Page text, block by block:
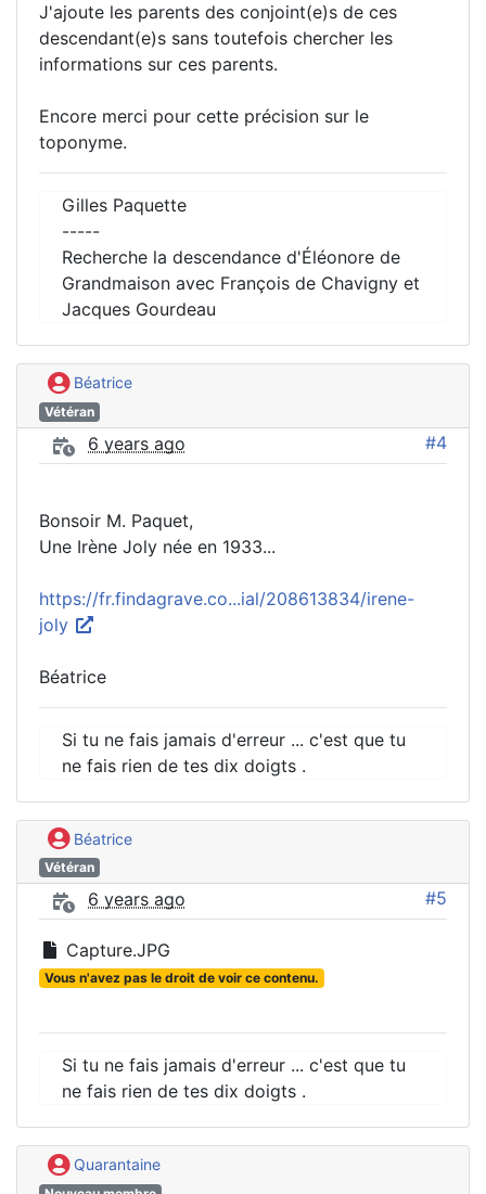
J'ajoute les parents des conjoint(e)s de ces
descendant(e)s sans toutefois chercher les
informations sur ces parents.
Encore merci pour cette précision sur le
toponyme.
Gilles Paquette
-----
Recherche la descendance d'Éléonore de
Grandmaison avec François de Chavigny et
Jacques Gourdeau
Béatrice
Vétéran
6 years ago #4
Bonsoir M. Paquet,
Une Irène Joly née en 1933...
https://fr.findagrave.co...ial/208613834/irene-
joly
Béatrice
Si tu ne fais jamais d'erreur ... c'est que tu
ne fais rien de tes dix doigts .
Béatrice
Vétéran
6 years ago #5
Capture.JPG
Vous n'avez pas le droit de voir ce contenu.
Si tu ne fais jamais d'erreur ... c'est que tu
ne fais rien de tes dix doigts .
Quarantaine